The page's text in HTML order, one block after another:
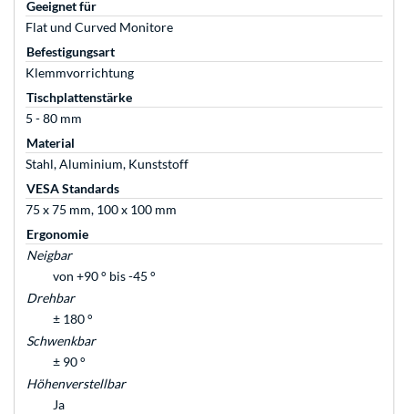
Geeignet für
Flat und Curved Monitore
Befestigungsart
Klemmvorrichtung
Tischplattenstärke
5 - 80 mm
Material
Stahl, Aluminium, Kunststoff
VESA Standards
75 x 75 mm, 100 x 100 mm
Ergonomie
Neigbar
von +90 ° bis -45 °
Drehbar
± 180 °
Schwenkbar
± 90 °
Höhenverstellbar
Ja